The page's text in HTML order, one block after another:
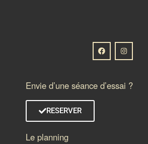
Envie d’une séance d’essai ?
RESERVER
Le planning